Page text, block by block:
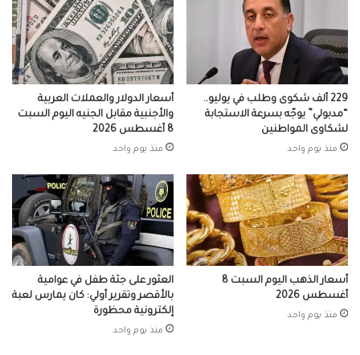
229 ألف شكوى وطلب في يوليو..
“مدبولي” يوجّه بسرعة الاستجابة
لشكاوى المواطنين
منذ يوم واحد
أسعار الدولار والعملات العربية
والأجنبية مقابل الجنيه اليوم السبت
8 أغسطس 2026
منذ يوم واحد
أسعار الذهب اليوم السبت 8
أغسطس 2026
منذ يوم واحد
العثور على جثة طفل في عوامية
بالأقصر وتقرير أولي: كان يمارس لعبة
إلكترونية محظورة
منذ يوم واحد